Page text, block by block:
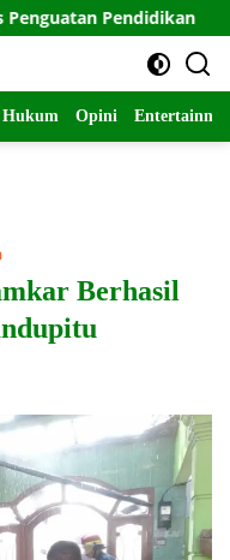
Tak
Hukum Opini
Berhasil